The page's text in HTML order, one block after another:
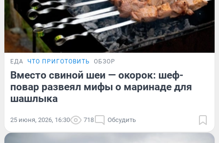
ЕДА ЧТО ПРИГОТОВИТЬ ОБЗОР
Вместо свиной шеи — окорок: шеф-
повар развеял мифы о маринаде для
шашлыка
25 июня, 2026, 16:30 718 Обсудить